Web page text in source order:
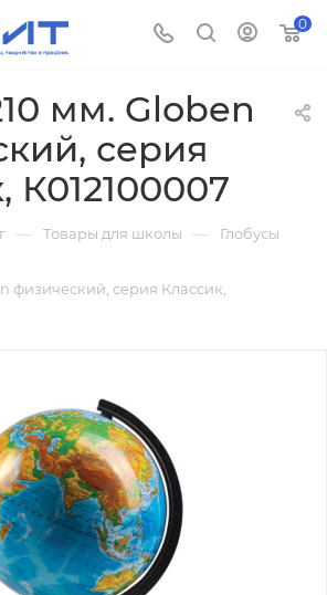
0
мм. Globen
серия
К012100007
— Товары для школы — Глобусы
физический, серия Классик,